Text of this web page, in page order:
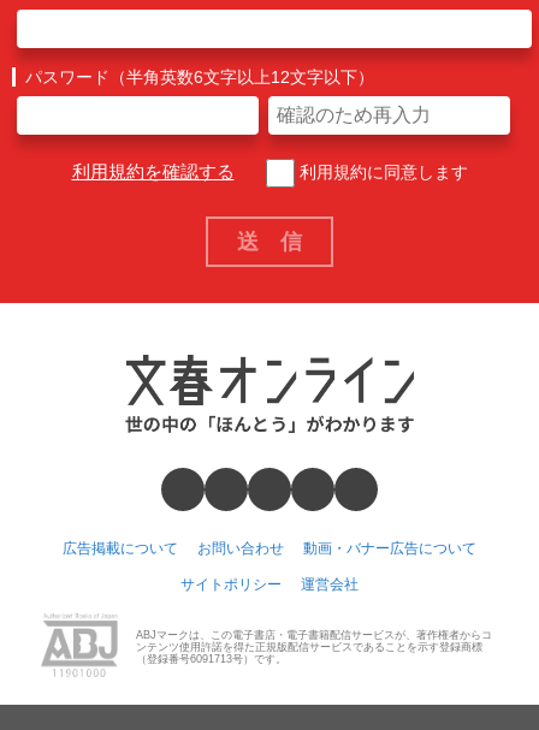
パスワード（半角英数6文字以上12文字以下）
利用規約を確認する 利用規約に同意します
広告掲載について お問い合わせ 動画・バナー広告について
サイトポリシー 運営会社
ABJマークは、この電子書店・電子書籍配信サービスが、著作権者からコ
ンテンツ使用許諾を得た正規版配信サービスであることを示す登録商標
（登録番号6091713号）です。